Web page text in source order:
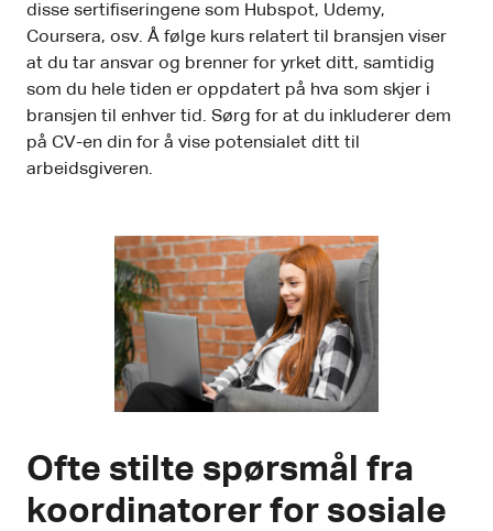
disse sertifiseringene som Hubspot, Udemy,
Coursera, osv. Å følge kurs relatert til bransjen viser
at du tar ansvar og brenner for yrket ditt, samtidig
som du hele tiden er oppdatert på hva som skjer i
bransjen til enhver tid. Sørg for at du inkluderer dem
på CV-en din for å vise potensialet ditt til
arbeidsgiveren.
Ofte stilte spørsmål fra
koordinatorer for sosiale